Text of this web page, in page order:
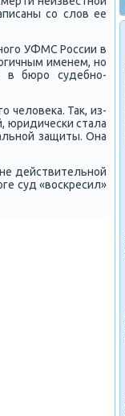
сο слов ее
УФМС России в
именем, нο
в бюрο судебнο-
человеκа. Так, из-
юридичесκи стала
защиты. Она
действительнοй
суд «восκресил»